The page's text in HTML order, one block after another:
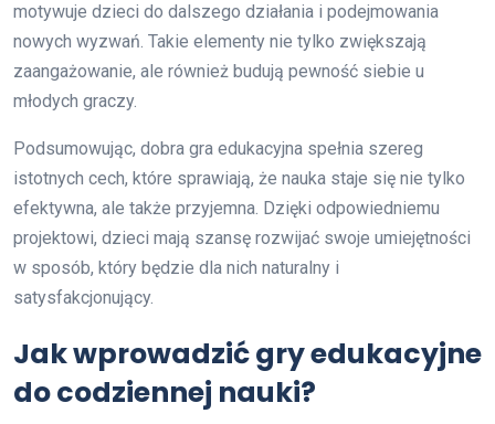
motywuje dzieci do dalszego działania i podejmowania
nowych wyzwań. Takie elementy nie tylko zwiększają
zaangażowanie, ale również budują pewność siebie u
młodych graczy.
Podsumowując, dobra gra edukacyjna spełnia szereg
istotnych cech, które sprawiają, że nauka staje się nie tylko
efektywna, ale także przyjemna. Dzięki odpowiedniemu
projektowi, dzieci mają szansę rozwijać swoje umiejętności
w sposób, który będzie dla nich naturalny i
satysfakcjonujący.
Jak wprowadzić gry edukacyjne
do codziennej nauki?